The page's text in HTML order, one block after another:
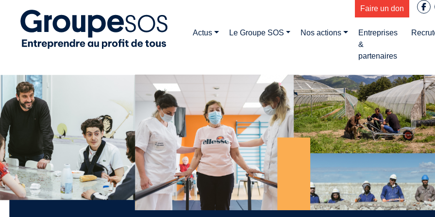
Faire un don
Actus Le Groupe SOS Nos actions
Entreprises
&
partenaires